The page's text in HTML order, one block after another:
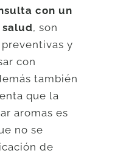
con un
, son
y
con
también
que la
aromas es
no se
de